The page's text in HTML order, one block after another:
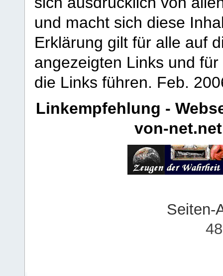
und macht sich diese
Erklärung gilt für alle auf
angezeigten Links und
die Links führen. Feb.
Linkempfehlung -
von-net.net
Seiten-